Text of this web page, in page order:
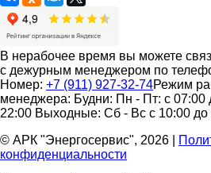
В нерабочее время вы можете
с дежурным менеджером по
Номер: +7 (911) 927-32-74Режим
менеджера: Будни: Пн - Пт: с 07:00
22:00 Выходные: Сб - Вс с 10:00 до
© АРК "Энергосервис", 2026
конфиденциальности